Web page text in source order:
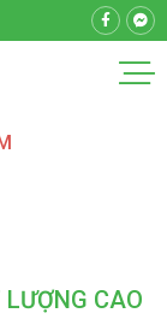
CAO